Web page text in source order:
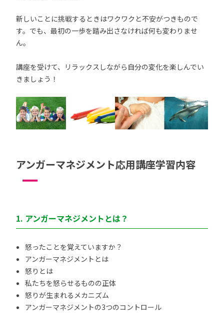
新しいことに挑戦するときはワクワクと不安がつきもので
す。でも、最初の一歩を踏み出さなければ何も変わりませ
ん。
講座を受けて、リラックスしながら自分の変化を楽しんでい
きましょう！
アンガーマネジメント応用講座学習内容
1. アンガーマネジメントとは？
怒ったことを覚えていますか？
アンガーマネジメントとは
怒りとは
私たちを怒らせるものの正体
怒りが生まれるメカニズム
アンガーマネジメントの3つのコントロール